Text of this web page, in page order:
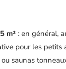
m² : en général,
pour les petits
saunas